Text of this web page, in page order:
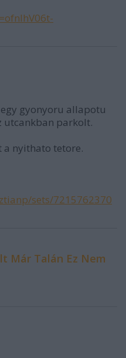
gyonyoru allapotu
utcankban parkolt.
a nyithato tetore.
sets/7215762370
Már Talán Ez Nem